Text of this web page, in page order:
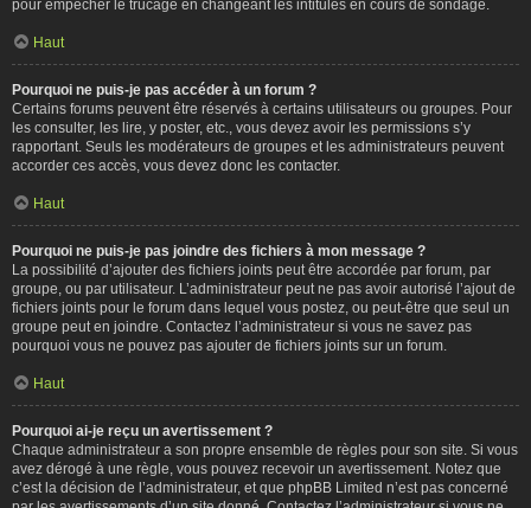
pour empêcher le trucage en changeant les intitulés en cours de sondage.
Haut
Pourquoi ne puis-je pas accéder à un forum ?
Certains forums peuvent être réservés à certains utilisateurs ou groupes. Pour
les consulter, les lire, y poster, etc., vous devez avoir les permissions s’y
rapportant. Seuls les modérateurs de groupes et les administrateurs peuvent
accorder ces accès, vous devez donc les contacter.
Haut
Pourquoi ne puis-je pas joindre des fichiers à mon message ?
La possibilité d’ajouter des fichiers joints peut être accordée par forum, par
groupe, ou par utilisateur. L’administrateur peut ne pas avoir autorisé l’ajout de
fichiers joints pour le forum dans lequel vous postez, ou peut-être que seul un
groupe peut en joindre. Contactez l’administrateur si vous ne savez pas
pourquoi vous ne pouvez pas ajouter de fichiers joints sur un forum.
Haut
Pourquoi ai-je reçu un avertissement ?
Chaque administrateur a son propre ensemble de règles pour son site. Si vous
avez dérogé à une règle, vous pouvez recevoir un avertissement. Notez que
c’est la décision de l’administrateur, et que phpBB Limited n’est pas concerné